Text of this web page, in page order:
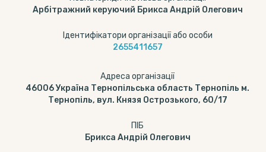
Арбітражний керуючий Брикса Андрій Олегович
Ідентифікатори організації або особи
2655411657
Адреса організації
46006 Україна Тернопільська область Тернопіль м.
Тернопіль, вул. Князя Острозького, 60/17
ПІБ
Брикса Андрій Олегович